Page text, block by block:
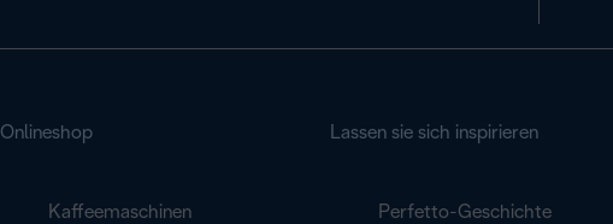
Onlineshop
Kaffeemaschinen
Lassen sie sich inspirieren
Perfetto-Geschichte